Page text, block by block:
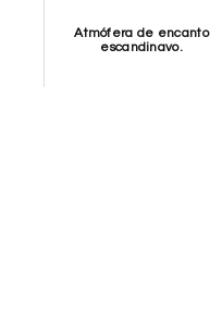
Atmófera de encanto
escandinavo.